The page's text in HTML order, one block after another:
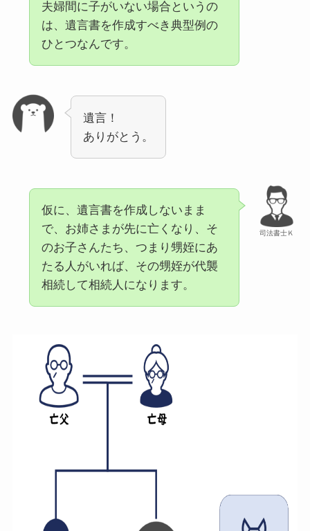
夫婦間に子がいない場合というの
は、遺言書を作成すべき典型例の
ひとつなんです。
遺言！
ありがとう。
司法書士Ｋ
仮に、遺言書を作成しないまま
で、お姉さまが先に亡くなり、そ
のお子さんたち、つまり甥姪にあ
たる人がいれば、その甥姪が代襲
相続して相続人になります。